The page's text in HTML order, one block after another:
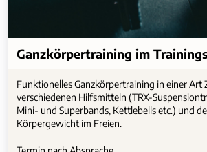
Ganzkörpertraining im
Funktionelles Ganzkörpertraining in einer Art
verschiedenen Hilfsmitteln (TRX-
Mini- und Superbands, Kettlebells etc.) und
Körpergewicht im Freien.